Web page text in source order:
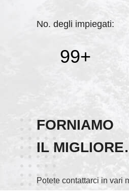
No. degli impiegati:
100+
FORNIAMO
IL MIGLIORE
SERVIZIO!
Potete contattarci in vari